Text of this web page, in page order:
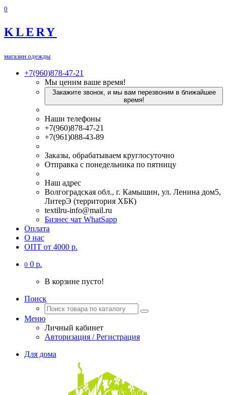
0
KLERY
магазин одежды
+7(960)878-47-21
Мы ценим ваше время!
Закажите звонок, и мы вам перезвоним в ближайшее
время!
Наши телефоны
+7(960)878-47-21
+7(961)088-43-89
Заказы, обрабатываем круглосуточно
Отправка с понедельника по пятницу
Наш адрес
Волгоградская обл., г. Камышин, ул. Ленина дом5,
ЛитерЭ (территория ХБК)
textilru-info@mail.ru
Бизнес чат WhatSapp
Оплата
О нас
ОПТ от 4000 р.
0 0 р.
В корзине пусто!
Поиск
Меню
Личный кабинет
Авторизация / Регистрация
Для дома